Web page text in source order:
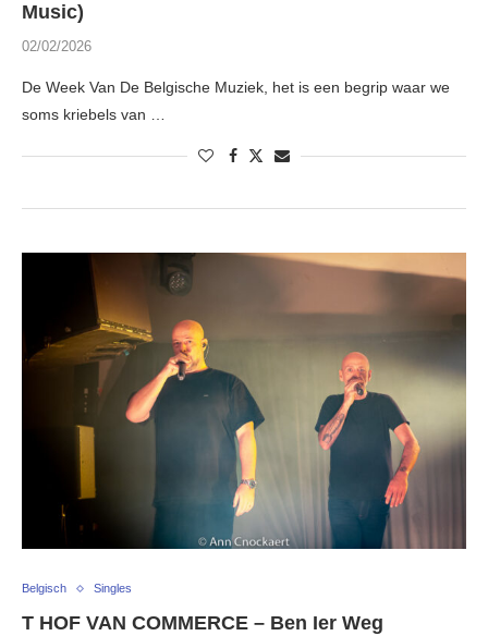
Music)
02/02/2026
De Week Van De Belgische Muziek, het is een begrip waar we
soms kriebels van …
Belgisch Singles
T HOF VAN COMMERCE – Ben Ier Weg